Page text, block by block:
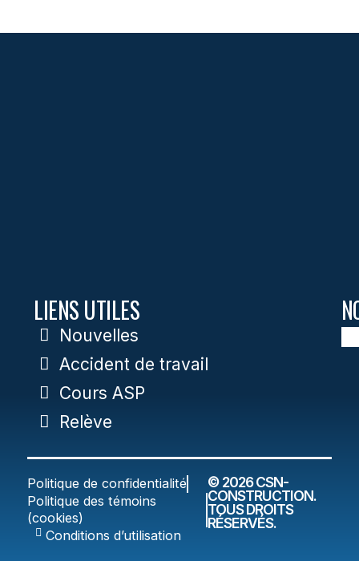
LIENS UTILES
Nouvelles
Accident de travail
Cours ASP
Relève
Politique de confidentialité
Politique des témoins
(cookies)
Conditions d’utilisation
© 2026 CSN-
CONSTRUCTION.
TOUS DROITS
RÉSERVÉS.